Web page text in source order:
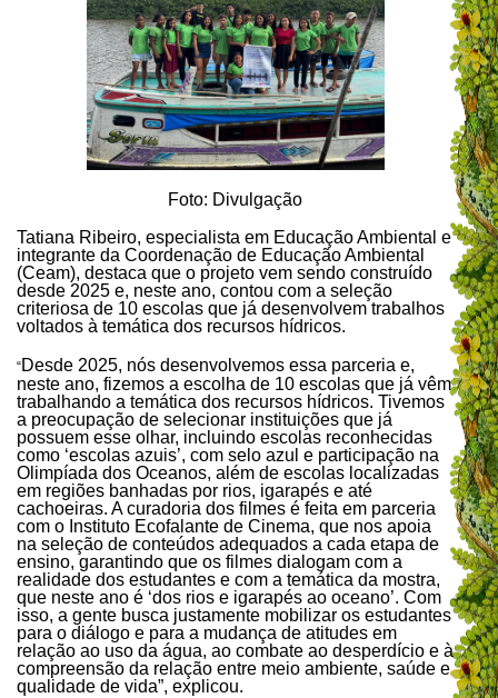
Foto: Divulgação
Tatiana Ribeiro, especialista em Educação Ambiental e
integrante da Coordenação de Educação Ambiental
(Ceam), destaca que o projeto vem sendo construído
desde 2025 e, neste ano, contou com a seleção
criteriosa de 10 escolas que já desenvolvem trabalhos
voltados à temática dos recursos hídricos.
“Desde 2025, nós desenvolvemos essa parceria e,
neste ano, fizemos a escolha de 10 escolas que já vêm
trabalhando a temática dos recursos hídricos. Tivemos
a preocupação de selecionar instituições que já
possuem esse olhar, incluindo escolas reconhecidas
como ‘escolas azuis’, com selo azul e participação na
Olimpíada dos Oceanos, além de escolas localizadas
em regiões banhadas por rios, igarapés e até
cachoeiras. A curadoria dos filmes é feita em parceria
com o Instituto Ecofalante de Cinema, que nos apoia
na seleção de conteúdos adequados a cada etapa de
ensino, garantindo que os filmes dialogam com a
realidade dos estudantes e com a temática da mostra,
que neste ano é ‘dos rios e igarapés ao oceano’. Com
isso, a gente busca justamente mobilizar os estudantes
para o diálogo e para a mudança de atitudes em
relação ao uso da água, ao combate ao desperdício e à
compreensão da relação entre meio ambiente, saúde e
qualidade de vida”, explicou.